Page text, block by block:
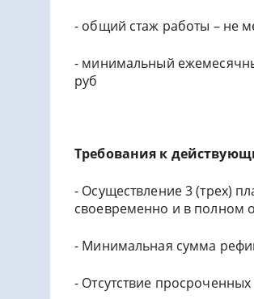
- общий стаж работы – не
- минимальный
руб
Требования к
- Осуществление 3 (трех)
своевременно и в полном
- Минимальная сумма
- Отсутствие